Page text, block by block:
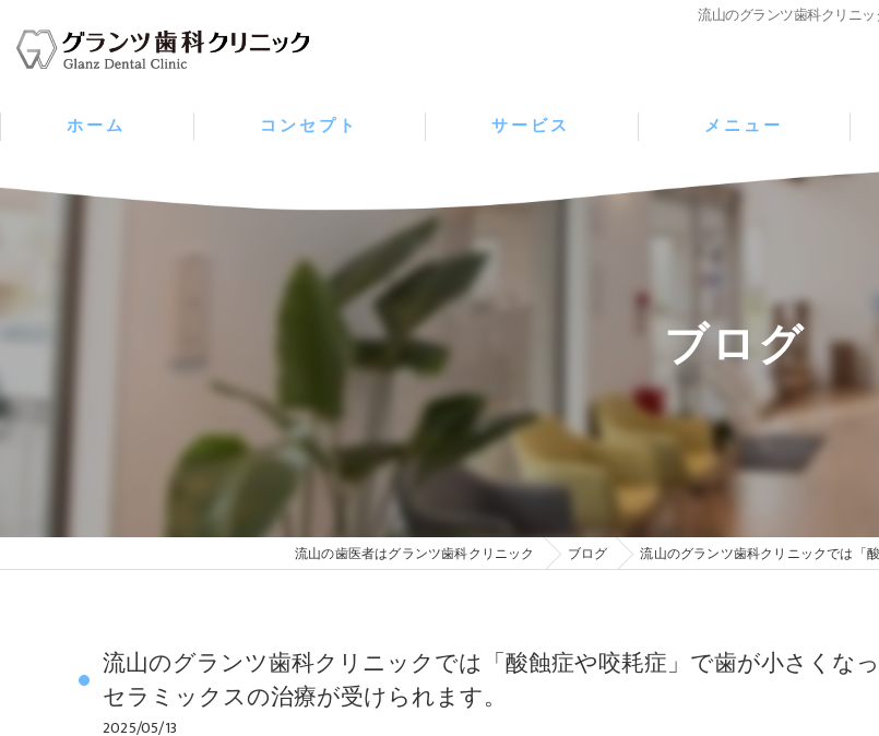
流山のグランツ歯科クリニ
ホーム コンセプト サービス メニュー
ブログ
流山の歯医者はグランツ歯科クリニック ブログ 流山のグランツ歯科クリニックでは「
流山のグランツ歯科クリニックでは「酸蝕症や咬耗症」で歯が小さくな
セラミックスの治療が受けられます。
2025/05/13